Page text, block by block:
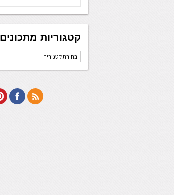
קטגוריות מתכונים
קטגוריות
מתכונים